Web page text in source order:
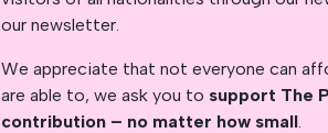
our newsletter.
We appreciate that not everyone can
are able to, we ask you to support The
contribution – no matter how small.